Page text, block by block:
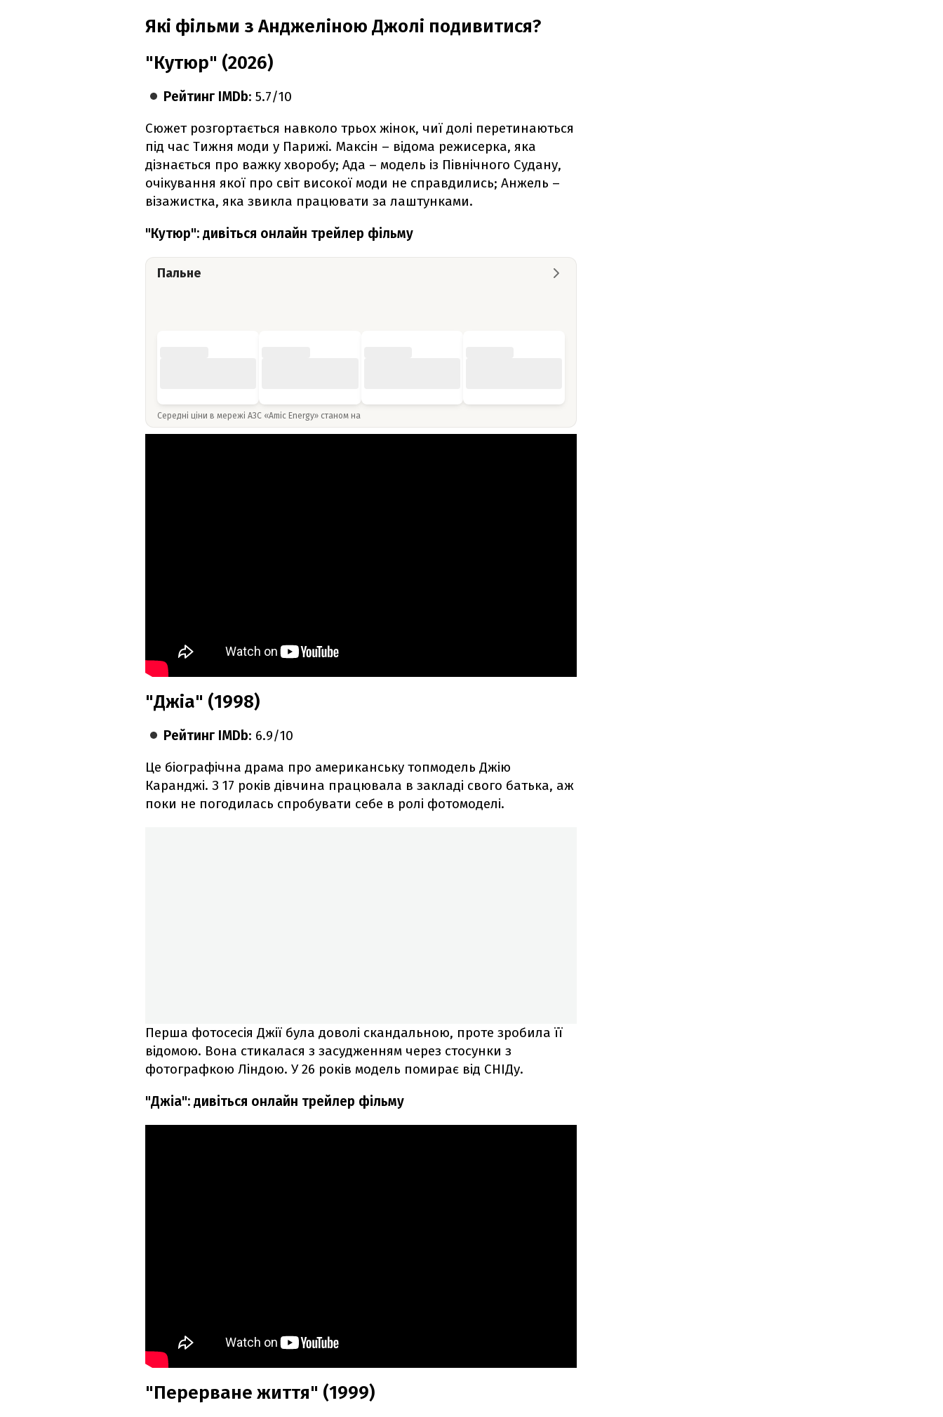
Які фільми з Анджеліною Джолі подивитися?
"Кутюр" (2026)
Рейтинг IMDb: 5.7/10
Сюжет розгортається навколо трьох жінок, чиї долі перетинаються
під час Тижня моди у Парижі. Максін – відома режисерка, яка
дізнається про важку хворобу; Ада – модель із Північного Судану,
очікування якої про світ високої моди не справдились; Анжель –
візажистка, яка звикла працювати за лаштунками.
"Кутюр": дивіться онлайн трейлер фільму
Пальне
Середні ціни в мережі АЗС «Amic Energy» станом на
"Джіа" (1998)
Рейтинг IMDb: 6.9/10
Це біографічна драма про американську топмодель Джію
Каранджі. З 17 років дівчина працювала в закладі свого батька, аж
поки не погодилась спробувати себе в ролі фотомоделі.
Перша фотосесія Джії була доволі скандальною, проте зробила її
відомою. Вона стикалася з засудженням через стосунки з
фотографкою Ліндою. У 26 років модель помирає від СНІДу.
"Джіа": дивіться онлайн трейлер фільму
"Перерване життя" (1999)